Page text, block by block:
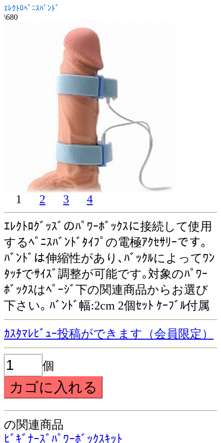
ｴﾚｸﾄﾛﾍﾟﾆｽﾊﾞﾝﾄﾞ
\680
1 2 3 4
ｴﾚｸﾄﾛｸﾞｯｽﾞのﾊﾟﾜｰﾎﾞｯｸｽに接続して使用
するﾍﾟﾆｽﾊﾞﾝﾄﾞﾀｲﾌﾟの電極ｱｸｾｻﾘｰです｡
ﾊﾞﾝﾄﾞは伸縮性があり､ﾊﾞｯｸﾙによってﾜﾝ
ﾀｯﾁでｻｲｽﾞ調整が可能です｡対象のﾊﾟﾜｰ
ﾎﾞｯｸｽはﾍﾟｰｼﾞ下の関連商品からお選び
下さい｡ ﾊﾞﾝﾄﾞ幅:2cm 2個ｾｯﾄ ｹｰﾌﾞﾙ付属
ｶｽﾀﾏﾚﾋﾞｭｰ投稿ができます（会員限定）
個
の関連商品
ﾋﾞｷﾞﾅｰｽﾞﾊﾟﾜｰﾎﾞｯｸｽｷｯﾄ